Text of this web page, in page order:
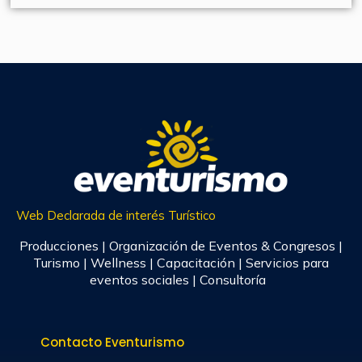
Web Declarada de interés Turístico
Producciones | Organización de Eventos & Congresos |
Turismo | Wellness | Capacitación | Servicios para
eventos sociales | Consultoría
Contacto Eventurismo